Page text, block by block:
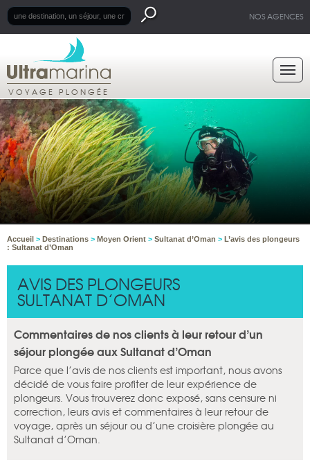
NOS AGENCES
VOYAGE PLONGÉE
Accueil > Destinations > Moyen Orient > Sultanat d’Oman > L’avis des plongeurs
: Sultanat d’Oman
AVIS DES PLONGEURS
SULTANAT D’OMAN
Commentaires de nos clients à leur retour d’un
séjour plongée aux Sultanat d’Oman
Parce que l’avis de nos clients est important, nous avons
décidé de vous faire profiter de leur expérience de
plongeurs. Vous trouverez donc exposé, sans censure ni
correction, leurs avis et commentaires à leur retour de
voyage, après un séjour ou d’une croisière plongée au
Sultanat d’Oman.